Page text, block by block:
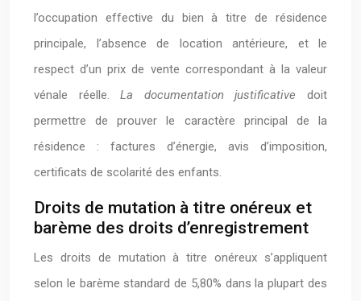
l’occupation effective du bien à titre de résidence
principale, l’absence de location antérieure, et le
respect d’un prix de vente correspondant à la valeur
vénale réelle.La documentation justificativedoit
permettre de prouver le caractère principal de la
résidence : factures d’énergie, avis d’imposition,
certificats de scolarité des enfants.
Droits de mutation à titre onéreux et
barème des droits d’enregistrement
Les droits de mutation à titre onéreux s’appliquent
selon le barème standard de 5,80% dans la plupart des